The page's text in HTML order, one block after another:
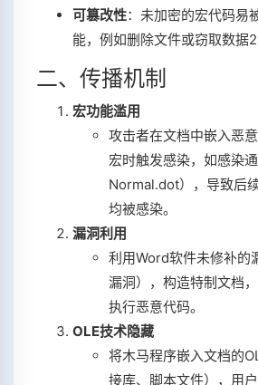
可篡改性：未加密的宏代码易
能，例如删除文件或窃取数据‌2
二、传播机制
宏功能滥用
攻击者在文档中嵌入恶
宏时触发感染，如感染
Normal.dot），导致后
均被感染‌。
漏洞利用
利用Word软件未修补的
漏洞），构造特制文档
执行恶意代码‌。
OLE技术隐藏
将木马程序嵌入文档的
接库、脚本文件），用